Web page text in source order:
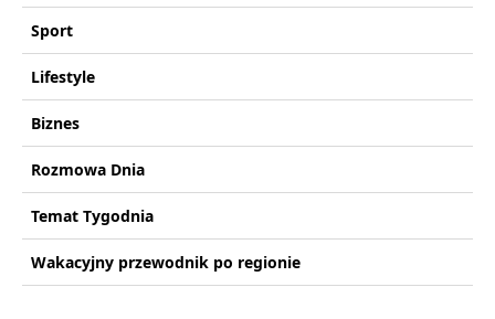
Sport
Lifestyle
Biznes
Rozmowa Dnia
Temat Tygodnia
Wakacyjny przewodnik po regionie